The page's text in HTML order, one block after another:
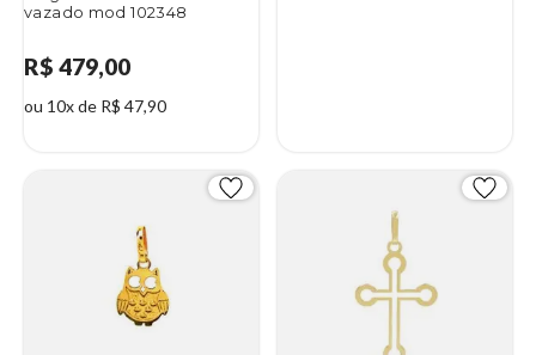
vazado mod 102348
R$ 479,00
ou 10x de R$ 47,90